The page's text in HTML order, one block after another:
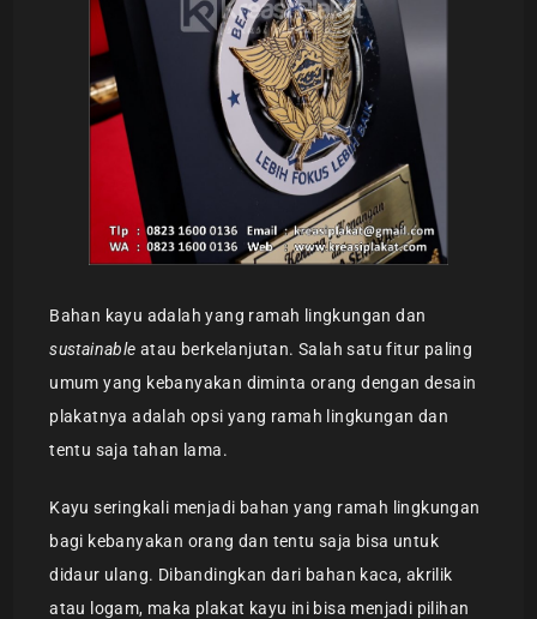
Bahan kayu adalah yang ramah lingkungan dan
sustainable atau berkelanjutan. Salah satu fitur paling
umum yang kebanyakan diminta orang dengan desain
plakatnya adalah opsi yang ramah lingkungan dan
tentu saja tahan lama.
Kayu seringkali menjadi bahan yang ramah lingkungan
bagi kebanyakan orang dan tentu saja bisa untuk
didaur ulang. Dibandingkan dari bahan kaca, akrilik
atau logam, maka plakat kayu ini bisa menjadi pilihan